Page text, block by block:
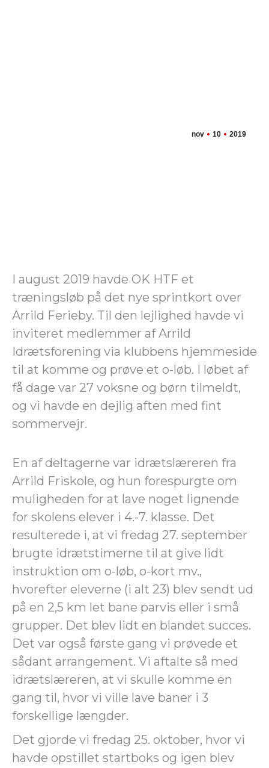
nov 10 2019
I august 2019 havde OK HTF et
træningsløb på det nye sprintkort over
Arrild Ferieby. Til den lejlighed havde vi
inviteret medlemmer af Arrild
Idrætsforening via klubbens hjemmeside
til at komme og prøve et o-løb. I løbet af
få dage var 27 voksne og børn tilmeldt,
og vi havde en dejlig aften med fint
sommervejr.
En af deltagerne var idrætslæreren fra
Arrild Friskole, og hun forespurgte om
muligheden for at lave noget lignende
for skolens elever i 4.-7. klasse. Det
resulterede i, at vi fredag 27. september
brugte idrætstimerne til at give lidt
instruktion om o-løb, o-kort mv.,
hvorefter eleverne (i alt 23) blev sendt ud
på en 2,5 km let bane parvis eller i små
grupper. Det blev lidt en blandet succes.
Det var også første gang vi prøvede et
sådant arrangement. Vi aftalte så med
idrætslæreren, at vi skulle komme en
gang til, hvor vi ville lave baner i 3
forskellige længder.
Det gjorde vi fredag 25. oktober, hvor vi
havde opstillet startboks og igen blev